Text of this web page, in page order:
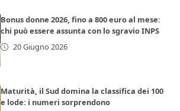
Bonus donne 2026, fino a 800 euro al mese:
chi può essere assunta con lo sgravio INPS
20 Giugno 2026
Maturità, il Sud domina la classifica dei 100
e lode: i numeri sorprendono